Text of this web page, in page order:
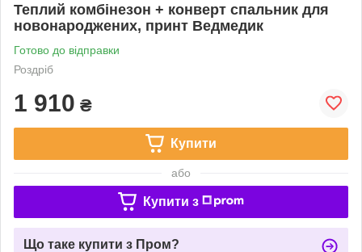
Теплий комбінезон + конверт спальник для
новонароджених, принт Ведмедик
Готово до відправки
Роздріб
1 910 ₴
Купити
або
Купити з
Що таке купити з Пром?